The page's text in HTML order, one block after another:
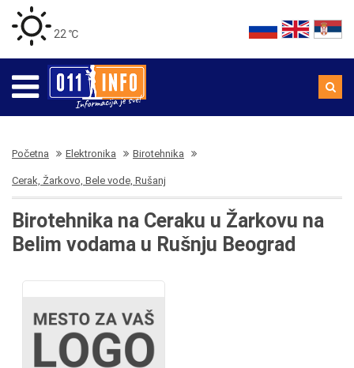
22 ℃
Početna Elektronika Birotehnika
Cerak, Žarkovo, Bele vode, Rušanj
Birotehnika na Ceraku u Žarkovu na
Belim vodama u Rušnju Beograd